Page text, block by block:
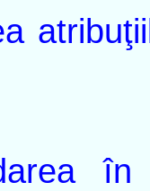
în